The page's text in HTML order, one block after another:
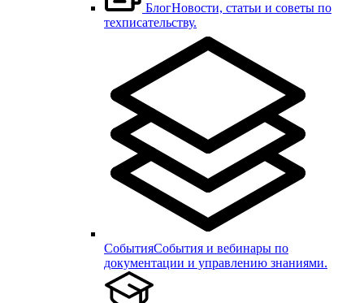
БлогНовости, статьи и советы по
техписательству.
СобытияСобытия и вебинары по
документации и управлению знаниями.